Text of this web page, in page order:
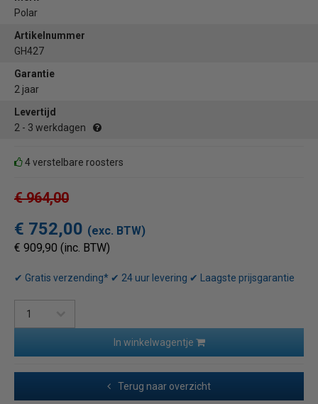
Polar
Artikelnummer
GH427
Garantie
2 jaar
Levertijd
2 - 3 werkdagen
4 verstelbare roosters
€ 964,00
€ 752,00 (exc. BTW)
€ 909,90 (inc. BTW)
✔ Gratis verzending* ✔ 24 uur levering ✔ Laagste prijsgarantie
In winkelwagentje
Terug naar overzicht